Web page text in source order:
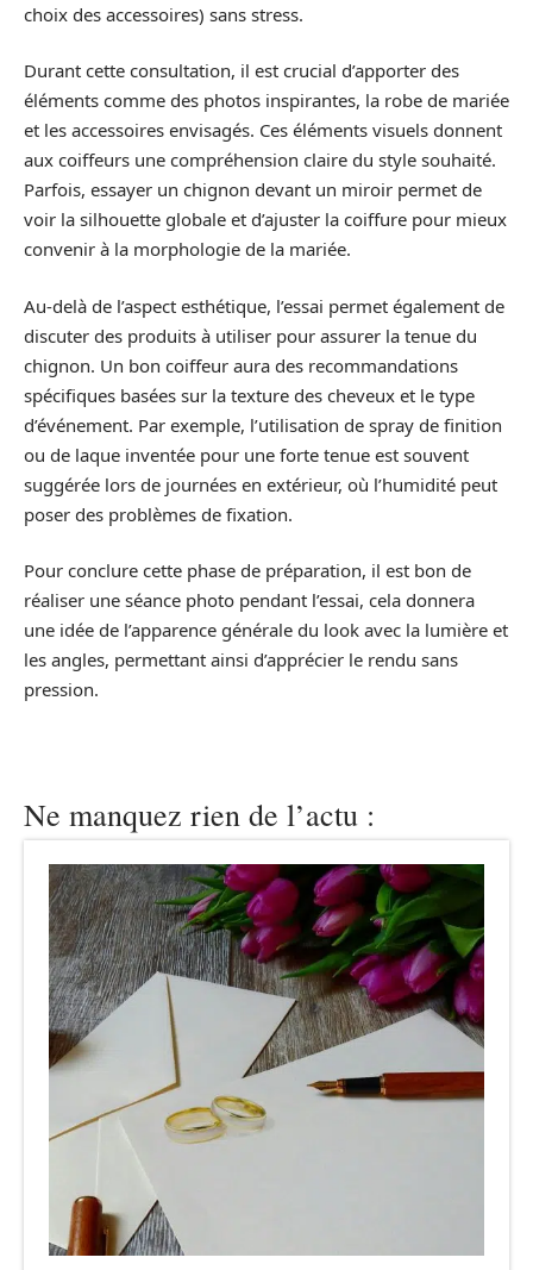
choix des accessoires) sans stress.
Durant cette consultation, il est crucial d’apporter des
éléments comme des photos inspirantes, la robe de mariée
et les accessoires envisagés. Ces éléments visuels donnent
aux coiffeurs une compréhension claire du style souhaité.
Parfois, essayer un chignon devant un miroir permet de
voir la silhouette globale et d’ajuster la coiffure pour mieux
convenir à la morphologie de la mariée.
Au-delà de l’aspect esthétique, l’essai permet également de
discuter des produits à utiliser pour assurer la tenue du
chignon. Un bon coiffeur aura des recommandations
spécifiques basées sur la texture des cheveux et le type
d’événement. Par exemple, l’utilisation de spray de finition
ou de laque inventée pour une forte tenue est souvent
suggérée lors de journées en extérieur, où l’humidité peut
poser des problèmes de fixation.
Pour conclure cette phase de préparation, il est bon de
réaliser une séance photo pendant l’essai, cela donnera
une idée de l’apparence générale du look avec la lumière et
les angles, permettant ainsi d’apprécier le rendu sans
pression.
Ne manquez rien de l’actu :